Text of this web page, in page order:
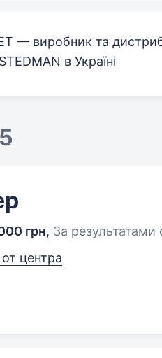
— виробник та
в Україні
5
грн, За результатами
центра